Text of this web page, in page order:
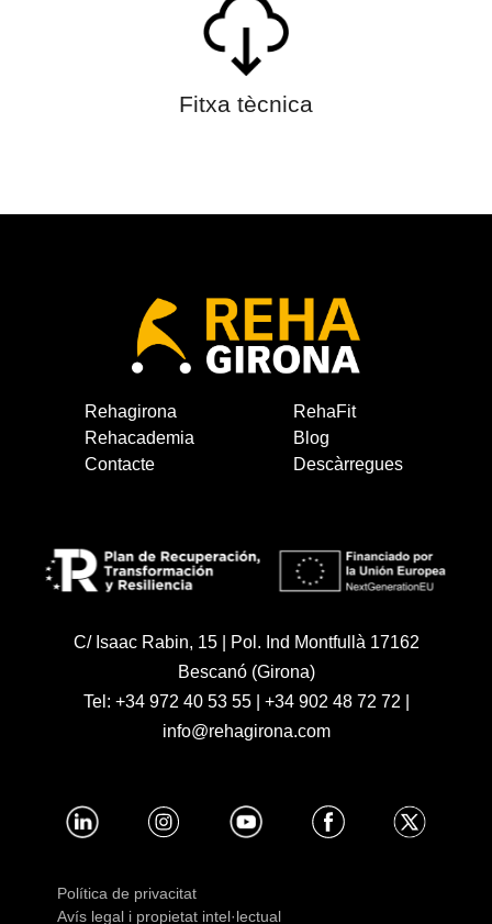
Fitxa tècnica
Rehagirona
RehaFit
Rehacademia
Blog
Contacte
Descàrregues
C/ Isaac Rabin, 15 | Pol. Ind Montfullà 17162
Bescanó (Girona)
Tel: +34 972 40 53 55| +34 902 48 72 72
info@rehagirona.com
Política de privacitat
Avís legal i propietat intel·lectual